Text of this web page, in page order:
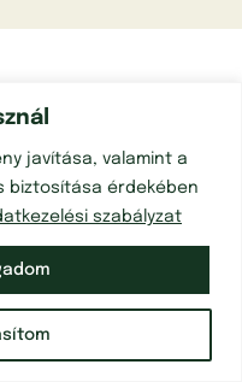
javítása, valamint a
biztosítása érdekében
szabályzat